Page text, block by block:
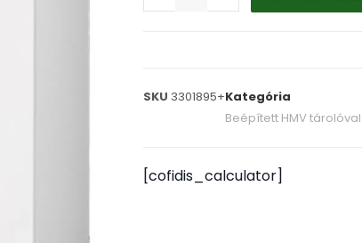
SKU 3301895+Kategória
Beépített HMV
[cofidis_calculator]